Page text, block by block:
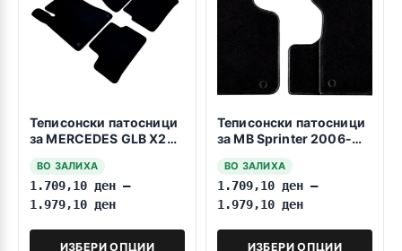
Теписонски патосници
за MERCEDES GLB X247
ВО ЗАЛИХА
1.709,10 ден –
1.979,10 ден
ИЗБЕРИ ОПЦИИ
Теписонски патосници
за MB Sprinter 2006-
ВО ЗАЛИХА
1.709,10 ден –
1.979,10 ден
ИЗБЕРИ ОПЦИИ